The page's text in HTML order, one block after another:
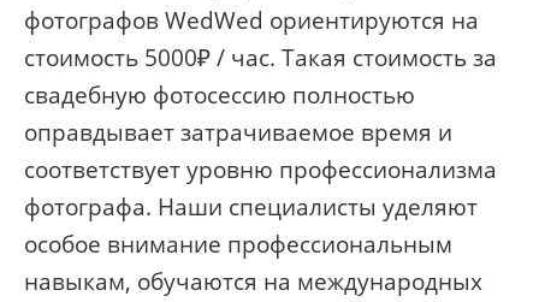
фотографов WedWed ориентируются на
стоимость 5000₽ / час. Такая стоимость за
свадебную фотосессию полностью
оправдывает затрачиваемое время и
соответствует уровню профессионализма
фотографа. Наши специалисты уделяют
особое внимание профессиональным
навыкам, обучаются на международных